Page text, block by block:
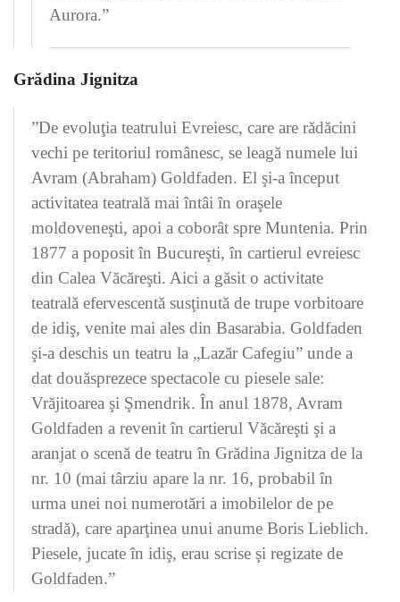
Aurora.”
Grădina Jignitza
”De evoluţia teatrului Evreiesc, care are rădăcini
vechi pe teritoriul românesc, se leagă numele lui
Avram (Abraham) Goldfaden. El şi-a început
activitatea teatrală mai întâi în oraşele
moldoveneşti, apoi a coborât spre Muntenia. Prin
1877 a poposit în Bucureşti, în cartierul evreiesc
din Calea Văcăreşti. Aici a găsit o activitate
teatrală efervescentă susţinută de trupe vorbitoare
de idiş, venite mai ales din Basarabia. Goldfaden
şi-a deschis un teatru la „Lazăr Cafegiu” unde a
dat douăsprezece spectacole cu piesele sale:
Vrăjitoarea şi Şmendrik. În anul 1878, Avram
Goldfaden a revenit în cartierul Văcăreşti şi a
aranjat o scenă de teatru în Grădina Jignitza de la
nr. 10 (mai târziu apare la nr. 16, probabil în
urma unei noi numerotări a imobilelor de pe
stradă), care aparţinea unui anume Boris Lieblich.
Piesele, jucate în idiş, erau scrise şi regizate de
Goldfaden.”